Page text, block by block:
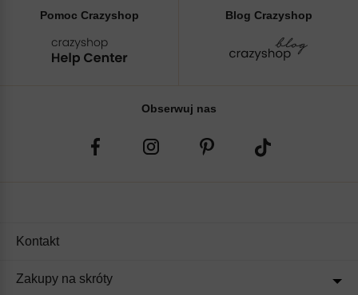
Pomoc Crazyshop Blog Crazyshop
Obserwuj nas
Kontakt
Zakupy na skróty